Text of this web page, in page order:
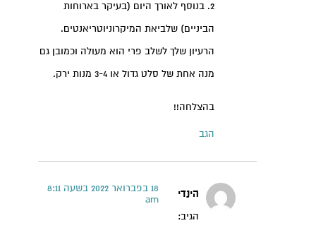
2. בנוסף לאורך היום (בעיקר בארוחות
הביניים) שלביאת המיקרוניוטריאנטים.
הרעיון שלך לשלב פרי הוא מעולה וכמובן גם
מנה אחת של סלט גדול או 3-4 מנות ירק.
בהצלחה!!
הגב
הינדי
הגיב:
18 בפברואר 2022 בשעה 8:11
am